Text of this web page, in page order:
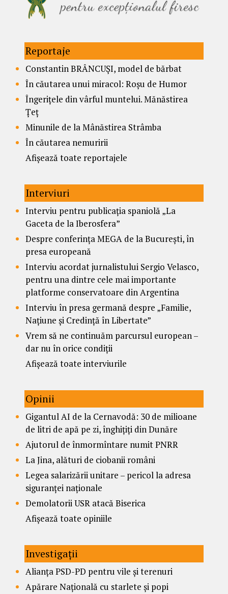
Reportaje
Constantin BRÂNCUȘI, model de bărbat
În căutarea unui miracol: Roșu de Humor
Îngerițele din vârful muntelui. Mănăstirea
Țeț
Minunile de la Mânăstirea Strâmba
În căutarea nemuririi
Afișează toate reportajele
Interviuri
Interviu pentru publicația spaniolă „La
Gaceta de la Iberosfera”
Despre conferința MEGA de la București, în
presa europeană
Interviu acordat jurnalistului Sergio Velasco,
pentru una dintre cele mai importante
platforme conservatoare din Argentina
Interviu în presa germană despre „Familie,
Națiune și Credință în Libertate”
Vrem să ne continuăm parcursul european –
dar nu în orice condiții
Afișează toate interviurile
Opinii
Gigantul AI de la Cernavodă: 30 de milioane
de litri de apă pe zi, înghițiți din Dunăre
Ajutorul de înmormîntare numit PNRR
La Jina, alături de ciobanii români
Legea salarizării unitare – pericol la adresa
siguranței naționale
Demolatorii USR atacă Biserica
Afișează toate opiniile
Investigații
Alianța PSD-PD pentru vile și terenuri
Apărare Națională cu starlete și popi